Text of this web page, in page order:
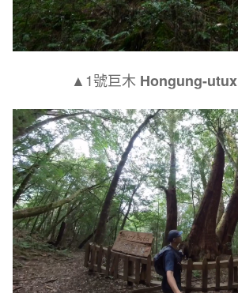
▲1號巨木 Hongung-utux